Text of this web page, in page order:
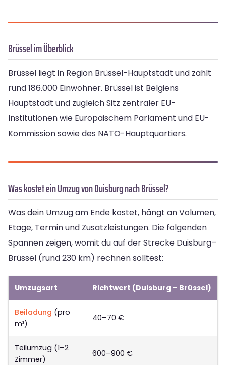
Brüssel im Überblick
Brüssel liegt in Region Brüssel-Hauptstadt und zählt
rund 186.000 Einwohner. Brüssel ist Belgiens
Hauptstadt und zugleich Sitz zentraler EU-
Institutionen wie Europäischem Parlament und EU-
Kommission sowie des NATO-Hauptquartiers.
Was kostet ein Umzug von Duisburg nach Brüssel?
Was dein Umzug am Ende kostet, hängt an Volumen,
Etage, Termin und Zusatzleistungen. Die folgenden
Spannen zeigen, womit du auf der Strecke Duisburg–
Brüssel (rund 230 km) rechnen solltest:
Umzugsart Richtwert (Duisburg – Brüssel)
Beiladung (pro
m³)
40–70 €
Teilumzug (1–2
Zimmer)
600–900 €